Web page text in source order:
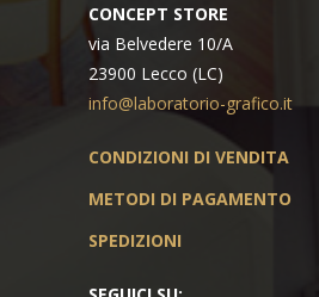
CONCEPT STORE
via Belvedere 10/A
23900 Lecco (LC)
info@laboratorio-grafico.it
CONDIZIONI DI VENDITA
METODI DI PAGAMENTO
SPEDIZIONI